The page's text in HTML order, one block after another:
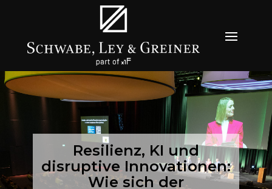
Resilienz, KI und
disruptive Innovationen:
Wie sich der